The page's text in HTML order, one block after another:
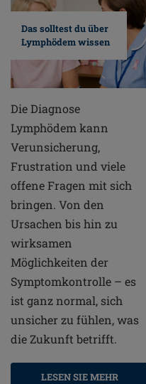
Das solltest du über
Lymphödem wissen
Die Diagnose
Lymphödem kann
Verunsicherung,
Frustration und viele
offene Fragen mit sich
bringen. Von den
Ursachen bis hin zu
wirksamen
Möglichkeiten der
Symptomkontrolle – es
ist ganz normal, sich
unsicher zu fühlen, was
die Zukunft betrifft.
LESEN SIE MEHR